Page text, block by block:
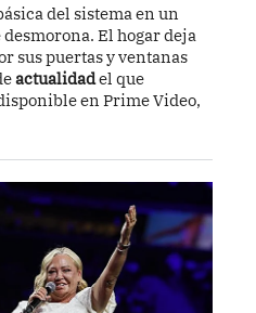
del sistema en un
El hogar deja
sus puertas y ventanas
actualidadel que
en Prime Video,